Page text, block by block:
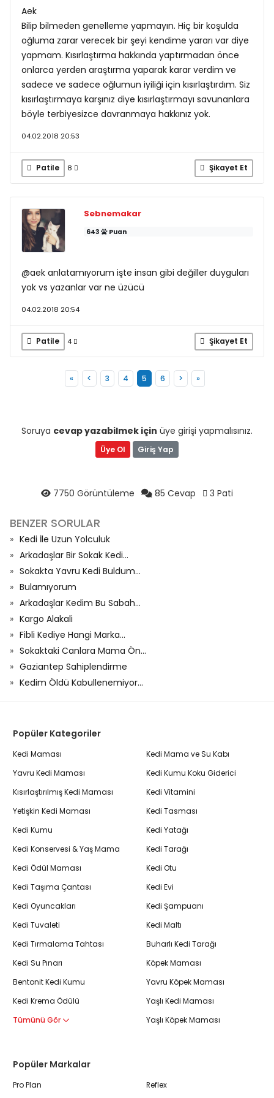
Aek
Bilip bilmeden genelleme yapmayın. Hiç bir koşulda
oğluma zarar verecek bir şeyi kendime yararı var diye
yapmam. Kısırlaştırma hakkında yaptırmadan önce
onlarca yerden araştırma yaparak karar verdim ve
sadece ve sadece oğlumun iyiliği için kısırlaştırdım. Siz
kısırlaştırmaya karşınız diye kısırlaştırmayı savunanlara
böyle terbiyesizce davranmaya hakkınız yok.
04.02.2018 20:53
Patile 8 Şikayet Et
Sebnemakar
643 Puan
@aek anlatamıyorum işte insan gibi değiller duyguları
yok vs yazanlar var ne üzücü
04.02.2018 20:54
Patile 4 Şikayet Et
« < 3 4 5 6 > »
Soruya cevap yazabilmek için üye girişi yapmalısınız.
Üye Ol Giriş Yap
7750 Görüntüleme 85 Cevap 3 Pati
BENZER SORULAR
Kedi İle Uzun Yolculuk
Arkadaşlar Bir Sokak Kedi...
Sokakta Yavru Kedi Buldum...
Bulamıyorum
Arkadaşlar Kedim Bu Sabah...
Kargo Alakali
Fibli Kediye Hangi Marka...
Sokaktaki Canlara Mama Ön...
Gaziantep Sahiplendirme
Kedim Öldü Kabullenemiyor...
Popüler Kategoriler
Kedi Maması
Yavru Kedi Maması
Kısırlaştırılmış Kedi Maması
Yetişkin Kedi Maması
Kedi Kumu
Kedi Konservesi & Yaş Mama
Kedi Ödül Maması
Kedi Taşıma Çantası
Kedi Oyuncakları
Kedi Tuvaleti
Kedi Tırmalama Tahtası
Kedi Su Pınarı
Bentonit Kedi Kumu
Kedi Krema Ödülü
Tümünü Gör
Kedi Mama ve Su Kabı
Kedi Kumu Koku Giderici
Kedi Vitamini
Kedi Tasması
Kedi Yatağı
Kedi Tarağı
Kedi Otu
Kedi Evi
Kedi Şampuanı
Kedi Maltı
Buharlı Kedi Tarağı
Köpek Maması
Yavru Köpek Maması
Yaşlı Kedi Maması
Yaşlı Köpek Maması
Popüler Markalar
Pro Plan
Reflex